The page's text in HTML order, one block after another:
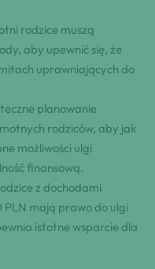
rodzice muszą
aby upewnić się, że
uprawniających do
planowanie
rodziców, aby jak
możliwości ulgi
finansową.
z dochodami
mają prawo do ulgi
istotne wsparcie dla